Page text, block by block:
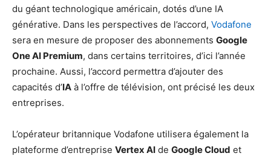
du géant technologique américain, dotés d’une IA
générative. Dans les perspectives de l’accord, Vodafone
sera en mesure de proposer des abonnements Google
One AI Premium, dans certains territoires, d’ici l’année
prochaine. Aussi, l’accord permettra d’ajouter des
capacités d’IA à l’offre de télévision, ont précisé les deux
entreprises.
L’opérateur britannique Vodafone utilisera également la
plateforme d’entreprise Vertex AI de Google Cloud et